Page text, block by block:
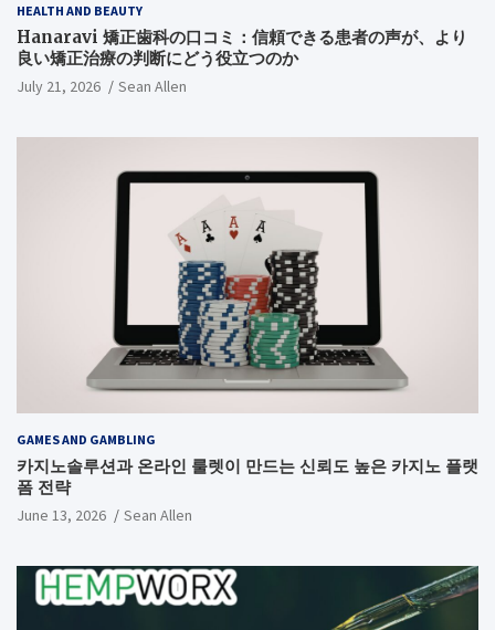
HEALTH AND BEAUTY
Hanaravi 矯正歯科の口コミ：信頼できる患者の声が、より
良い矯正治療の判断にどう役立つのか
July 21, 2026 Sean Allen
GAMES AND GAMBLING
카지노솔루션과 온라인 룰렛이 만드는 신뢰도 높은 카지노 플랫
폼 전략
June 13, 2026 Sean Allen